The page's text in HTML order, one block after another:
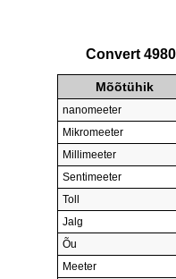
Convert
Mõõtühik
nanomeeter
Mikromeeter
Millimeeter
Sentimeeter
Toll
Jalg
Õu
Meeter